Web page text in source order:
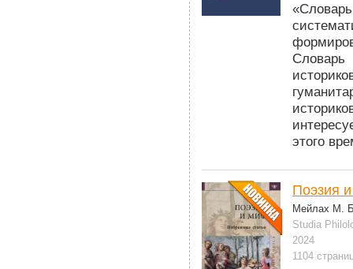
этого
Поэзия
Мейлах М.
Studia
2024
1104